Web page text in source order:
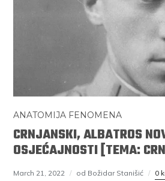
ANATOMIJA FENOMENA
CRNJANSKI, ALBATROS
OSJEĆAJNOSTI [TEMA:
March 21, 2022 od Božidar Stanišić 0